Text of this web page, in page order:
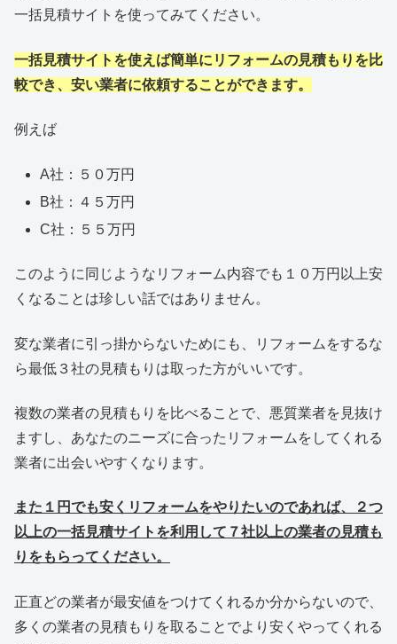
一括見積サイトを使ってみてください。
一括見積サイトを使えば簡単にリフォームの見積もりを比
較でき、安い業者に依頼することができます。
例えば
A社：５０万円
B社：４５万円
C社：５５万円
このように同じようなリフォーム内容でも１０万円以上安
くなることは珍しい話ではありません。
変な業者に引っ掛からないためにも、リフォームをするな
ら最低３社の見積もりは取った方がいいです。
複数の業者の見積もりを比べることで、悪質業者を見抜け
ますし、あなたのニーズに合ったリフォームをしてくれる
業者に出会いやすくなります。
また１円でも安くリフォームをやりたいのであれば、２つ
以上の一括見積サイトを利用して７社以上の業者の見積も
りをもらってください。
正直どの業者が最安値をつけてくれるか分からないので、
多くの業者の見積もりを取ることでより安くやってくれる